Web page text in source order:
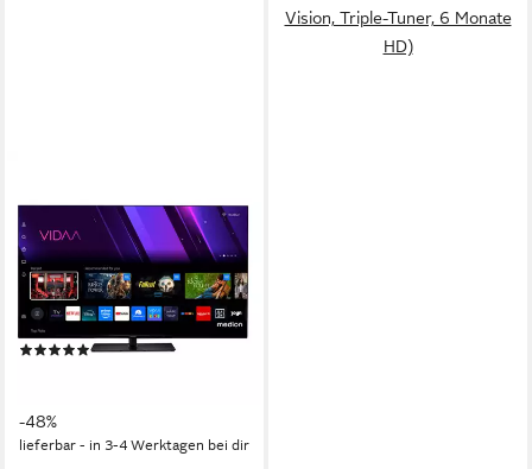
MD843300 LCD-LED
Fernseher
108 cm/43 Zoll Diagonale
LED LCD Bildschirmtechnologie
4K Ultra HD Auflösung
Produktdatenblatt
(4)
-48%
lieferbar - in 3-4 Werktagen bei dir
Vision, Triple-Tuner, 6 Monate
HD)